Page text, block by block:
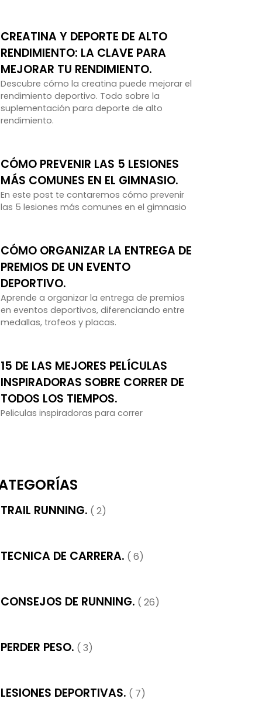
CREATINA Y DEPORTE DE ALTO
RENDIMIENTO: LA CLAVE PARA
MEJORAR TU RENDIMIENTO.
Descubre cómo la creatina puede mejorar el
rendimiento deportivo. Todo sobre la
suplementación para deporte de alto
rendimiento.
CÓMO PREVENIR LAS 5 LESIONES
MÁS COMUNES EN EL GIMNASIO.
En este post te contaremos cómo prevenir
las 5 lesiones más comunes en el gimnasio
CÓMO ORGANIZAR LA ENTREGA DE
PREMIOS DE UN EVENTO
DEPORTIVO.
Aprende a organizar la entrega de premios
en eventos deportivos, diferenciando entre
medallas, trofeos y placas.
15 DE LAS MEJORES PELÍCULAS
INSPIRADORAS SOBRE CORRER DE
TODOS LOS TIEMPOS.
Peliculas inspiradoras para correr
TRAIL RUNNING. ( 2)
TECNICA DE CARRERA. ( 6)
CONSEJOS DE RUNNING. ( 26)
PERDER PESO. ( 3)
LESIONES DEPORTIVAS. ( 7)